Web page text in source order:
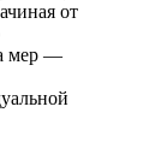
от
мер —